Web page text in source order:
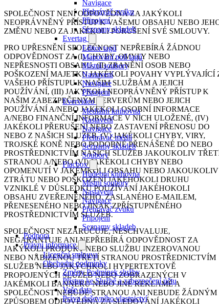
Navigace
Přehrávač zvuku
Připojení
Seznamy skladeb
Evertag
Editor tagů
Mapování polí tagů
Místní soubory
Nastavení
Navigace
Připojení
Evervideo
Mediální knihovna
Nastavení
Navigace
Přehrávač médií
Seznamy skladeb
Soubory
Flacbox
Hudební knihovna
Místní soubory
Nastavení
Navigace
Přehrávač zvuku
Připojení
Seznamy skladeb
Podpora
Právní informace
Licenční smlouva
Obchodní podmínky
Změny Podmínek služby
Přístup ke Službě a zabezpečení účtu
Vaše data
Práva duševního vlastnictví
SPOLEČNOST NENÍ ODPOVĚDNÁ ZA JAKÝKOLI
NEOPRÁVNĚNÝ PŘÍSTUP K VAŠEMU OBSAHU NEBO
ZMĚNU NEBO ZA JAKÉKOLI PORUŠENÍ SVÉ SMLOUVY.
PRO UPŘESNĚNÍ SPOLEČNOST NEPŘEBÍRÁ ŽÁDNOU
ODPOVĚDNOST ZA (I) CHYBY, OMYLY NEBO
NEPŘESNOSTI OBSAHU, (II) ZRANĚNÍ OSOB NEBO
POŠKOZENÍ MAJETKU JAKÉKOLI POVAHY VYPLÝVAJÍCÍ
VAŠEHO PŘÍSTUPU K NAŠIM SLUŽBÁM A JEJICH
POUŽÍVÁNÍ, (III) JAKÝKOLI NEOPRÁVNĚNÝ PŘÍSTUP K
NAŠIM ZABEZPEČENÝM SERVERŮM NEBO JEJICH
POUŽÍVÁNÍ A/NEBO JAKÉKOLI OSOBNÍ INFORMACE
A/NEBO FINANČNÍ INFORMACE V NICH ULOŽENÉ, (IV)
JAKÉKOLI PŘERUŠENÍ NEBO ZASTAVENÍ PŘENOSU DO
NEBO Z NAŠICH SLUŽEB, (V) JAKÉKOLI CHYBY, VIRY,
TROJSKÉ KONĚ NEBO PODOBNÉ PŘENÁŠENÉ DO NEBO
PROSTŘEDNICTVÍM NAŠICH SLUŽEB JAKOUKOLIV
STRANOU A/NEBO (VI) JAKÉKOLI CHYBY NEBO
OPOMENUTÍ V JAKÉMKOLI OBSAHU NEBO JAKOUKOLIV
ZTRÁTU NEBO POŠKOZENÍ JAKÉHOKOLI DRUHU
VZNIKLÉ V DŮSLEDKU POUŽÍVÁNÍ JAKÉHOKOLI
OBSAHU ZVEŘEJNĚNÉHO, ZASLANÉHO E-MAILEM,
PŘENESENÉHO NEBO JINAK ZPŘÍSTUPNĚNÉHO
PROSTŘEDNICTVÍM SLUŽEB.
SPOLEČNOST NEZARUČUJE, NESCHVALUJE,
NEGARANTUJE ANI NEPŘEBÍRÁ ODPOVĚDNOST ZA
JAKÝKOLI PRODUKT NEBO SLUŽBU INZEROVANOU
NEBO NABÍZENOU TŘETÍ STRANOU PROSTŘEDNICTVÍM
SLUŽEB NEBO JAKÝCHKOLI HYPERTEXTOVĚ
PROPOJENÝCH SLUŽEB NEBO ZOBRAZENÝCH V
JAKÉMKOLI BANNERU NEBO JINÉ REKLAMĚ A
SPOLEČNOST NEBUDE STRANOU ANI NEBUDE ŽÁDNÝM
ZPŮSOBEM ODPOVĚDNÁ ZA SLEDOVÁNÍ JAKÉKOLI